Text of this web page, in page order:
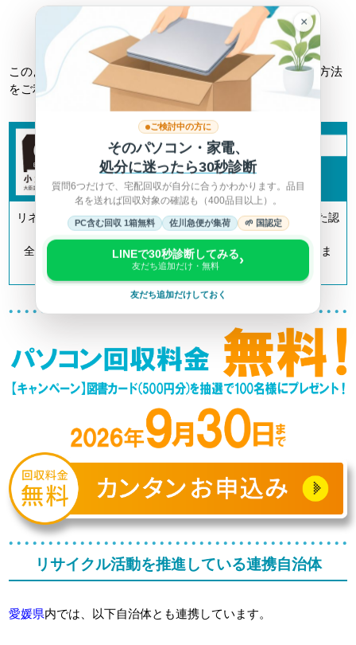
詳しくは総務省HPへ >
このようなトラブルに巻き込まれない為にも、正しい回収方法
をご利用ください。
リネットジャパンは「小型家電リサイクル法」の認定を受けた認
定事業者です。
全国700以上の自治体とも連携してリサイクルを推進していま
す。
リサイクル活動を推進している連携自治体
愛媛県内では、以下自治体とも連携しています。
×
ご検討中の方に
そのパソコン・家電、
処分に迷ったら30秒診断
質問6つだけで、宅配回収が自分に合うかわかります。品目
名を送れば回収対象の確認も（400品目以上）。
PC含む回収 1箱無料 佐川急便が集荷 🌱 国認定
LINEで30秒診断してみる
友だち追加だけ・無料 ›
友だち追加だけしておく